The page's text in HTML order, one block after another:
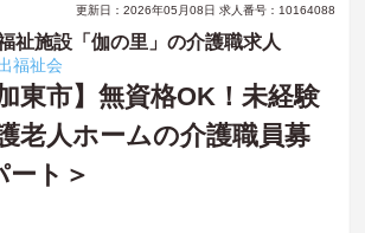
更新日：2026年05月08日 求人番号：10164088
祉施設「伽の里」の介護職求人
福祉会
東市】無資格OK！未経験
老人ホームの介護職員募
ート＞